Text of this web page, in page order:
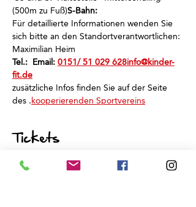
(500m zu Fuß)S-Bahn:
Für detaillierte Informationen wenden Sie
sich bitte an den Standortverantwortlichen:
Maximilian Heim
Tel.: Email: 0151/ 51 029 628info@kinder-
fit.de
zusätzliche Infos finden Sie auf der Seite
des .kooperierenden Sportvereins
Tickets